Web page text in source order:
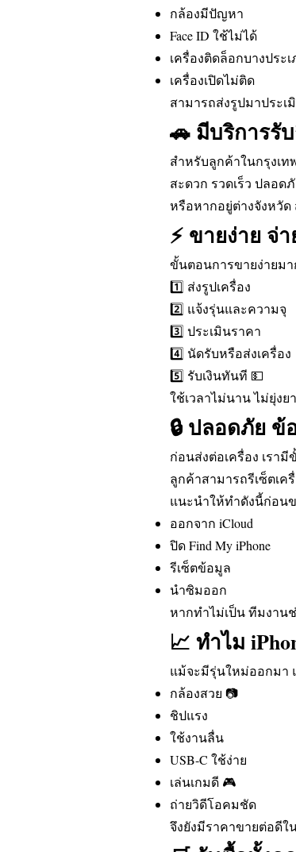
กล้องมีปัญหา
Face ID ใช้ไม่ได้
เครื่องติดล็อกบางประ
เครื่องเปิดไม่ติด
สามารถส่งรูปมาประเ
🚗 มีบริการรั
สำหรับลูกค้าในกรุงเ
สะดวก รวดเร็ว ปลอด
หรือหากอยู่ต่างจังหวั
⚡ ขายง่าย จ่
ขั้นตอนการขายง่ายมา
1️⃣ ส่งรูปเครื่อง
2️⃣ แจ้งรุ่นและความจุ
3️⃣ ประเมินราคา
4️⃣ นัดรับหรือส่งเครื่อง
5️⃣ รับเงินทันที 💵
ใช้เวลาไม่นาน ไม่ยุ่งย
🔒 ปลอดภัย ข้
ก่อนส่งต่อเครื่อง เรา
ลูกค้าสามารถรีเซ็ตเค
แนะนำให้ทำดังนี้ก่อน
ออกจาก iCloud
ปิด Find My iPhone
รีเซ็ตข้อมูล
นำซิมออก
หากทำไม่เป็น ทีมงาน
📈 ทำไม
แม้จะมีรุ่นใหม่ออกมา
กล้องสวย 📷
ชิปแรง
ใช้งานลื่น
USB-C ใช้ง่าย
เล่นเกมดี 🎮
ถ่ายวิดีโอคมชัด
จึงยังมีราคาขายต่อดีใ